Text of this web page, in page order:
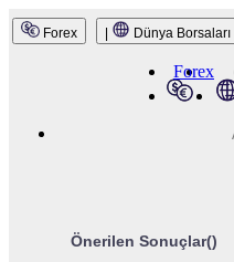
QNB Invest
Forex Dünya Borsaları
Forex
Önerilen Sonuçlar()